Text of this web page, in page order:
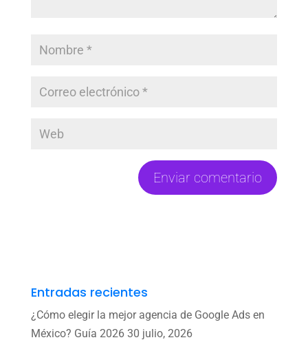
Entradas recientes
¿Cómo elegir la mejor agencia de Google Ads en
México? Guía 2026 30 julio, 2026